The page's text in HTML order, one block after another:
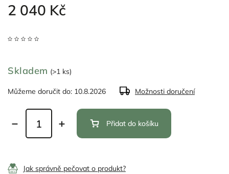
2 040 Kč
Skladem (>1 ks)
Můžeme doručit do: 10.8.2026 Možnosti doručení
Přidat do košíku
Jak správně pečovat o produkt?